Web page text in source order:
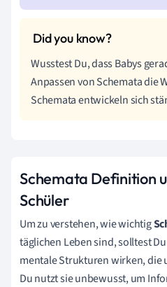
Wusstest Du, dass Babys
Anpassen von Schemata die
Schemata entwickeln sich
Schemata Definition
Schüler
Um zu verstehen, wie wichtig
täglichen Leben sind, solltest
mentale Strukturen wirken, die
Du nutzt sie unbewusst, um